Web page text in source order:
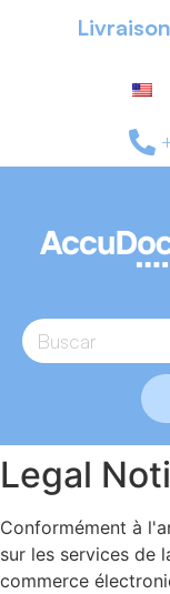
Legal
Conformément à
sur les services de
commerce